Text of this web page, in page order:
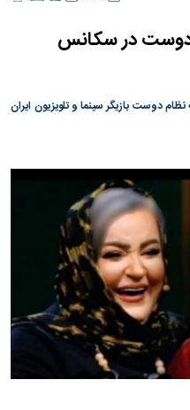
دوست در سکانس
دوست بازیگر سینما و تلویزیون ایران